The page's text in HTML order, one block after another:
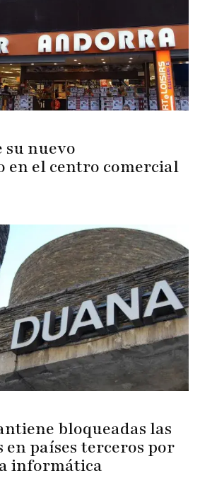
su nuevo
en el centro comercial
bloqueadas las
países terceros por
informática